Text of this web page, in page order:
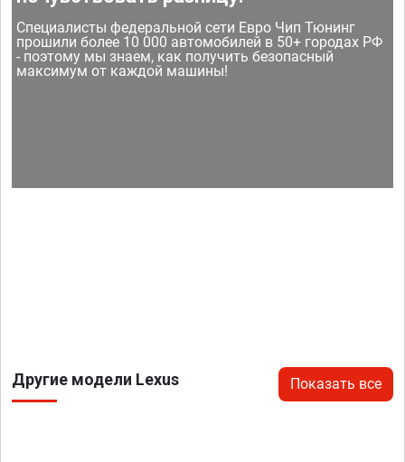
Специалисты федеральной сети Евро Чип Тюнинг
прошили более 10 000 автомобилей в 50+ городах РФ
- поэтому мы знаем, как получить безопасный
максимум от каждой машины!
Другие модели Lexus Показать все